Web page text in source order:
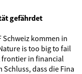
gefährdet
Schweiz kommen in
is too big to fail
frontier in financial
dass die Fina